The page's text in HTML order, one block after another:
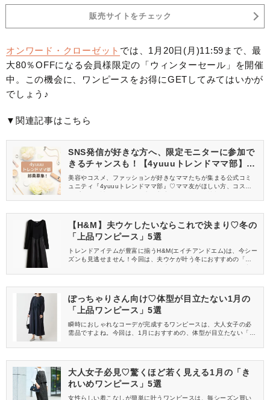
販売サイトをチェック
オンワード・クローゼット では、1月20日(月)11:59まで、最
大80％OFFになる会員様限定の「ウィンターセール」を開催
中。この機会に、ワンピースをお得にGETしてみてはいかが
でしょう♪
▼関連記事はこちら
SNS発信が好きな方へ、限定モニターに参加で
きるチャンスも！【4yuuuトレンドママ部】部
員募集中
美容やコスメ、ファッションが好きなママたちが集まる公式コミ
ュニティ『4yuuuトレンドママ部』♡ママ友がほしい方、コスメサ
信してくれる方を募集しています！
【H&M】夫ウケしたいならこれで決まり♡冬の
「上品ワンピース」5選
トレンドアイテムが豊富に揃うH&M(エイチアンドエム)は、今シー
ズンも見逃せません！今回は、夫ウケが叶う冬におすすめの「上
れてみてくださいね♡
ぽっちゃりさん向け♡体型が目立たない1月の
「上品ワンピース」5選
瞬時におしゃれなコーデが完成するワンピースは、大人女子の必
需品ですよね。今回は、1月におすすめの、体型が目立たない「上
すよ♡
大人女子必見♡驚くほど若く見える1月の「き
れいめワンピース」5選
女性らしい着こなしが簡単に叶うワンピースは、毎シーズン買い